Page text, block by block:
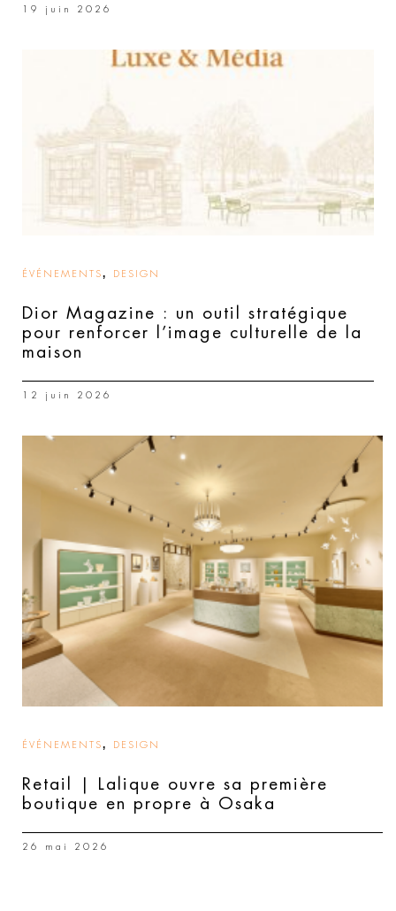
19 juin 2026
ÉVÉNEMENTS, DESIGN
Dior Magazine : un outil stratégique
pour renforcer l’image culturelle de la
maison
12 juin 2026
ÉVÉNEMENTS, DESIGN
Retail | Lalique ouvre sa première
boutique en propre à Osaka
26 mai 2026